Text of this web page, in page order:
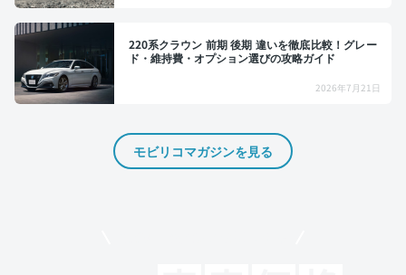
220系クラウン 前期 後期 違いを徹底比較！グレー
ド・維持費・オプション選びの攻略ガイド
2026年7月21日
モビリコマガジンを見る